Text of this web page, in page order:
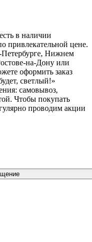
в наличии
привлекательной цене.
Нижнем
на-Дону или
оформить заказ
светлый!»
самовывоз,
Чтобы покупать
проводим акции